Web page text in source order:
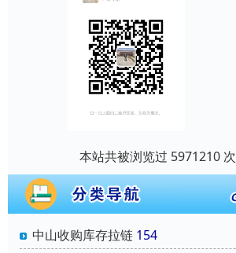
本站共被浏览过 5971210 次
中山收购库存拉链 154